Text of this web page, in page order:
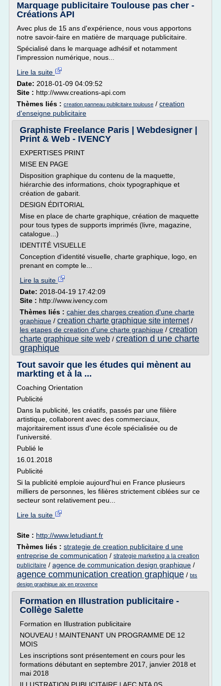
Marquage publicitaire Toulouse pas cher -
Créations API
Avec plus de 15 ans d'expérience, nous vous apportons
notre savoir-faire en matière de marquage publicitaire.
Spécialisé dans le marquage adhésif et notamment
l'impression numérique, nous...
Lire la suite
Date: 2018-01-09 04:09:52
Site : http://www.creations-api.com
Thèmes liés : creation panneau publicitaire toulouse / creation
d'enseigne publicitaire
Graphiste Freelance Paris | Webdesigner |
Print & Web - IVENCY
EXPERTISES PRINT
MISE EN PAGE
Disposition graphique du contenu de la maquette,
hiérarchie des informations, choix typographique et
création de gabarit.
DESIGN ÉDITORIAL
Mise en place de charte graphique, création de maquette
pour tous types de supports imprimés (livre, magazine,
catalogue...)
IDENTITÉ VISUELLE
Conception d'identité visuelle, charte graphique, logo, en
prenant en compte le...
Lire la suite
Date: 2018-04-19 17:42:09
Site : http://www.ivency.com
Thèmes liés : cahier des charges creation d'une charte
graphique / creation charte graphique site internet/
les etapes de creation d'une charte graphique / creation
charte graphique site web / creation d une charte
graphique
Tout savoir que les études qui mènent au
markting et à la ...
Coaching Orientation
Publicité
Dans la publicité, les créatifs, passés par une filière
artistique, collaborent avec des commerciaux,
majoritairement issus d'une école spécialisée ou de
l'université.
Publié le
16.01.2018
Publicité
Si la publicité emploie aujourd'hui en France plusieurs
milliers de personnes, les filières strictement ciblées sur ce
secteur sont relativement peu...
Lire la suite
Site : http://www.letudiant.fr
Thèmes liés : strategie de creation publicitaire d une
entreprise de communication / strategie marketing a la creation
publicitaire / agence de communication design graphique /
agence communication creation graphique / bts
design graphique aix en provence
Formation en Illustration publicitaire -
Collège Salette
Formation en Illustration publicitaire
NOUVEAU ! MAINTENANT UN PROGRAMME DE 12
MOIS
Les inscriptions sont présentement en cours pour les
formations débutant en septembre 2017, janvier 2018 et
mai 2018